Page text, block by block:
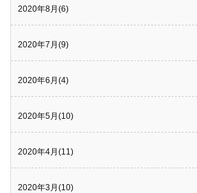
2020年8月(6)
2020年7月(9)
2020年6月(4)
2020年5月(10)
2020年4月(11)
2020年3月(10)